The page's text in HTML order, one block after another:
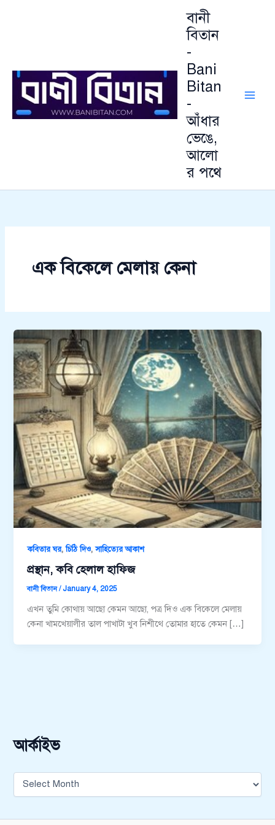
বানী
বিতান
-
Bani
Bitan
-
আঁধার
ভেঙে,
আলো
র পথে
এক বিকেলে মেলায় কেনা
কবিতার ঘর,চিঠি দিও,সাহিত্যের আকাশ
প্রস্থান, কবি হেলাল হাফিজ
বানী বিতান/ January 4, 2025
এখন তুমি কোথায় আছো কেমন আছো, পত্র দিও এক বিকেলে মেলায়
কেনা খামখেয়ালীর তাল পাখাটা খুব নিশীথে তোমার হাতে কেমন […]
আর্কাইভ